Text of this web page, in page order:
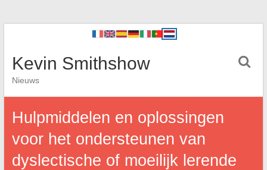
Kevin Smithshow
Nieuws
Hulpmiddelen en oplossingen
voor het ondersteunen van
dyslectische of moeilijk lerende